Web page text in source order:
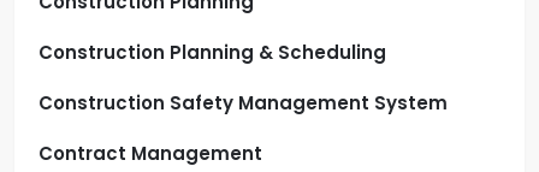
Construction Planning & Scheduling
Construction Safety Management System
Contract Management